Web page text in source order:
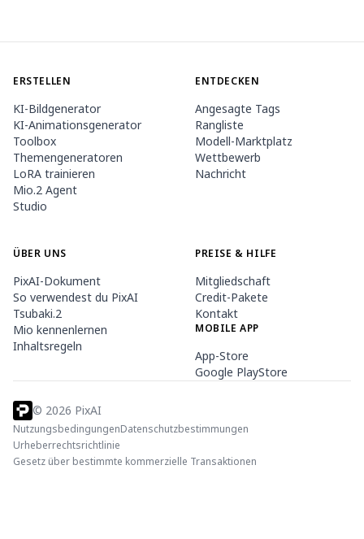
ERSTELLEN
KI-Bildgenerator
KI-Animationsgenerator
Toolbox
Themengeneratoren
LoRA trainieren
Mio.2 Agent
Studio
ENTDECKEN
Angesagte Tags
Rangliste
Modell-Marktplatz
Wettbewerb
Nachricht
ÜBER UNS
PixAI-Dokument
So verwendest du PixAI
Tsubaki.2
Mio kennenlernen
Inhaltsregeln
PREISE & HILFE
Mitgliedschaft
Credit-Pakete
Kontakt
MOBILE APP
App-Store
Google PlayStore
© 2026 PixAI
NutzungsbedingungenDatenschutzbestimmungen
Urheberrechtsrichtlinie
Gesetz über bestimmte kommerzielle Transaktionen